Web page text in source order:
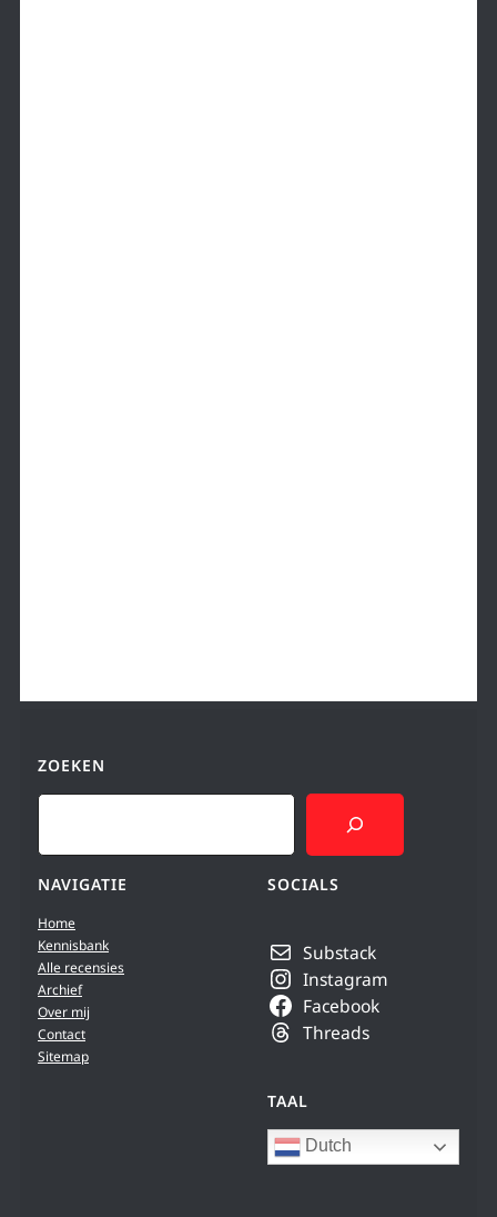
ZOEKEN
Search
NAVIGATIE
Home
Kennisbank
Alle recensies
Archief
Over mij
Contact
Sitemap
SOCIALS
Substack
Instagram
Facebook
Threads
TAAL
Dutch